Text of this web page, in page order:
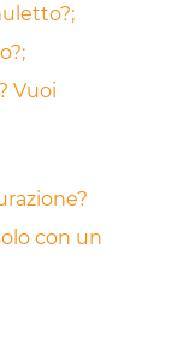
Vuoi
con un